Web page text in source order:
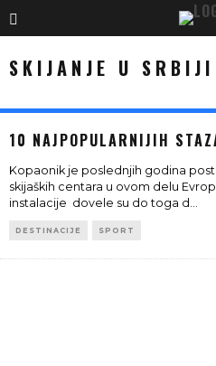
SKIJANJE U SRBIJI
10 NAJPOPULARNIJIH
Kopaonik je poslednjih godina
skijaških centara u ovom delu
instalacije dovele su do toga d ...
DESTINACIJE SPORT